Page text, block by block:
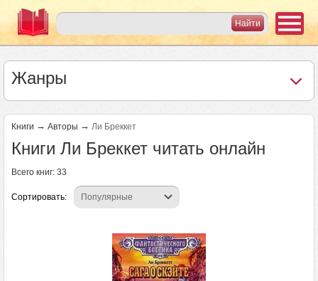
Жанры
Книги → Авторы → Ли Бреккет
Книги Ли Бреккет читать онлайн
Всего книг: 33
Сортировать:
Страницы